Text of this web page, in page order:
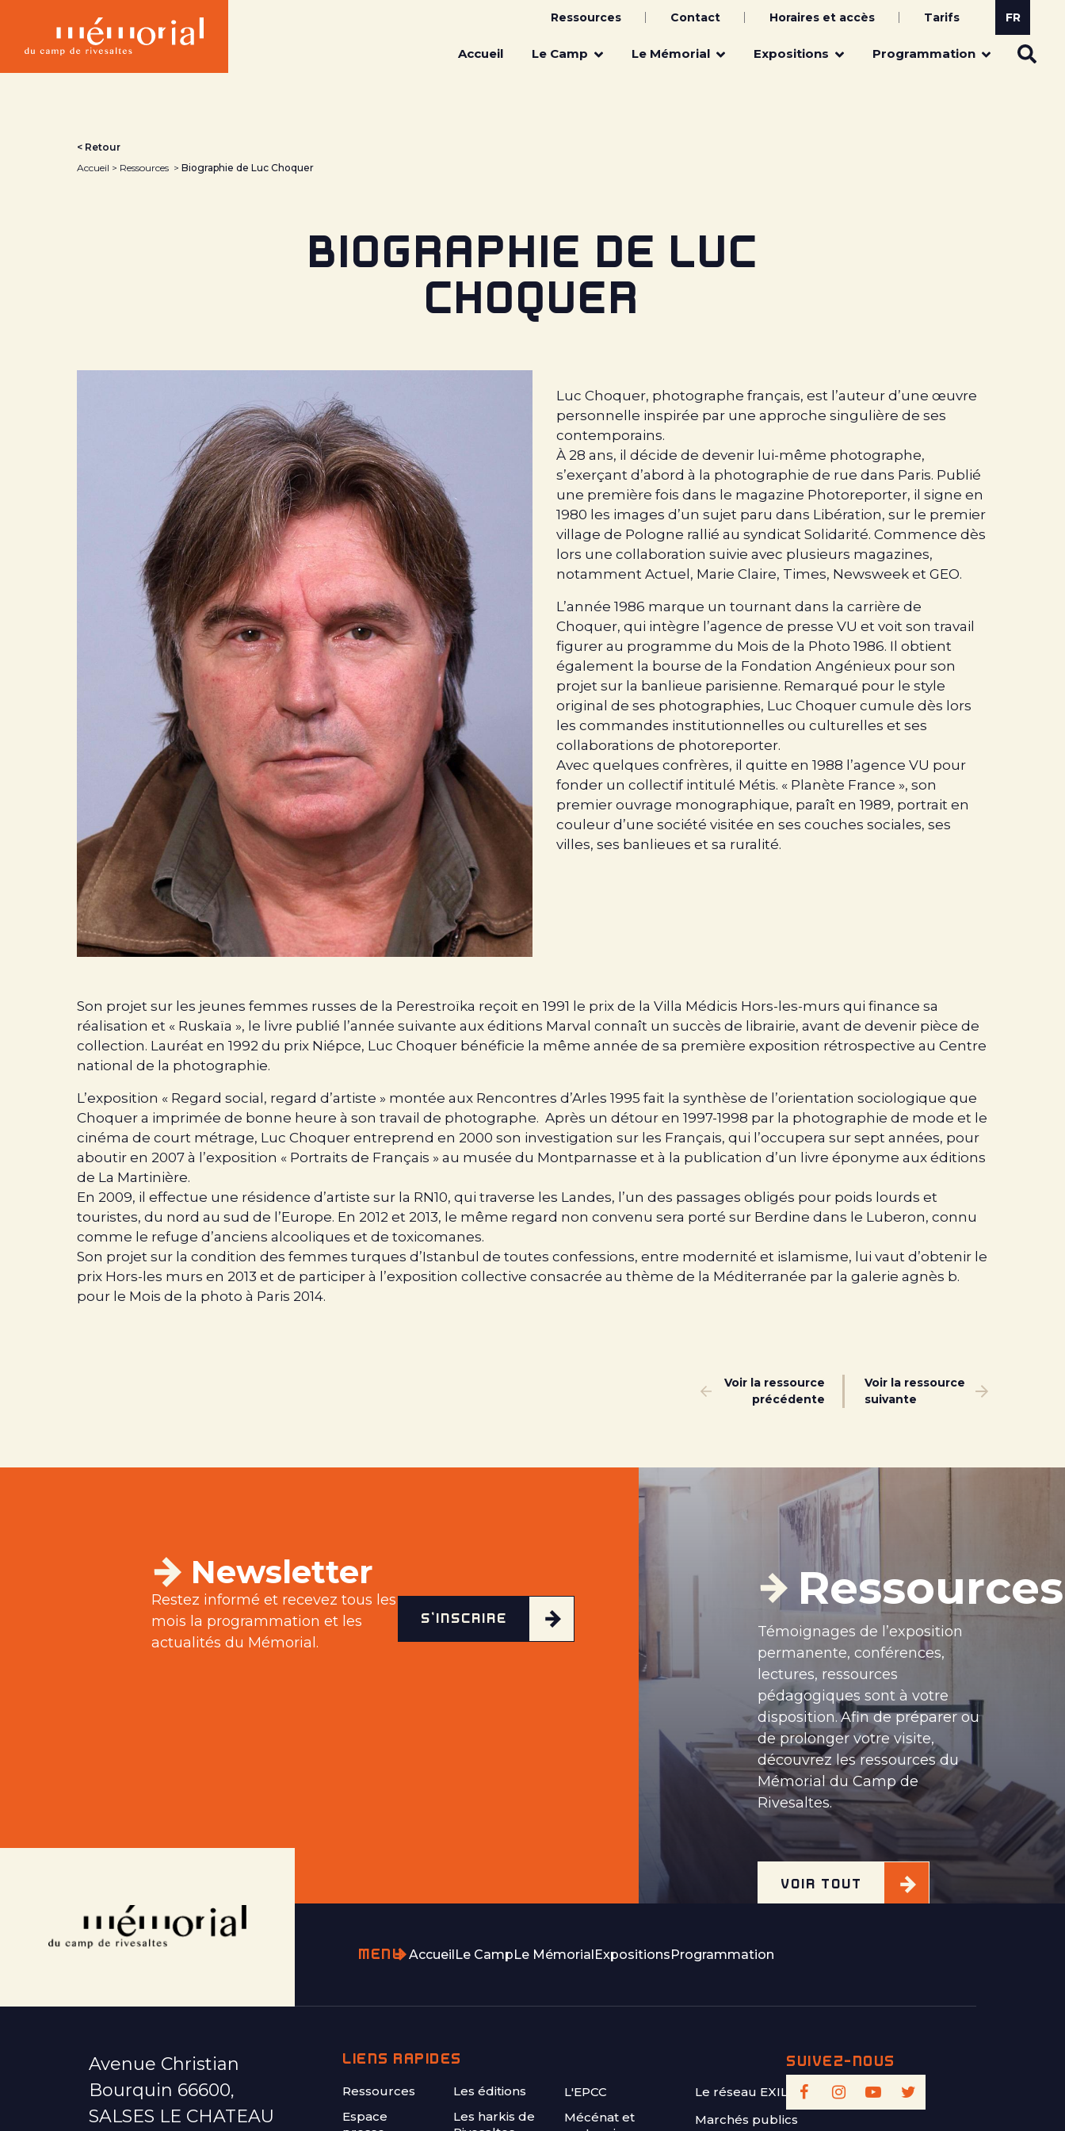
contenu
principal
Main
navigation
Ressources Contact Horaires et accès Tarifs
Accueil Le Camp Le Mémorial Expositions Programmation
< Retour
Accueil
Ressources Biographie de Luc Choquer
BIOGRAPHIE DE LUC
CHOQUER
Luc Choquer, photographe français, est l’auteur d’une œuvre
personnelle inspirée par une approche singulière de ses
contemporains.
À 28 ans, il décide de devenir lui-même photographe,
s’exerçant d’abord à la photographie de rue dans Paris. Publié
une première fois dans le magazine Photoreporter, il signe en
1980 les images d’un sujet paru dans Libération, sur le premier
village de Pologne rallié au syndicat Solidarité. Commence dès
lors une collaboration suivie avec plusieurs magazines,
notamment Actuel, Marie Claire, Times, Newsweek et GEO.
L’année 1986 marque un tournant dans la carrière de
Choquer, qui intègre l’agence de presse VU et voit son travail
figurer au programme du Mois de la Photo 1986. Il obtient
également la bourse de la Fondation Angénieux pour son
projet sur la banlieue parisienne. Remarqué pour le style
original de ses photographies, Luc Choquer cumule dès lors
les commandes institutionnelles ou culturelles et ses
collaborations de photoreporter.
Avec quelques confrères, il quitte en 1988 l’agence VU pour
fonder un collectif intitulé Métis. « Planète France », son
premier ouvrage monographique, paraît en 1989, portrait en
couleur d’une société visitée en ses couches sociales, ses
villes, ses banlieues et sa ruralité.
Son projet sur les jeunes femmes russes de la Perestroïka reçoit en 1991 le prix de la Villa Médicis Hors-les-murs qui finance sa
réalisation et « Ruskaïa », le livre publié l’année suivante aux éditions Marval connaît un succès de librairie, avant de devenir pièce de
collection. Lauréat en 1992 du prix Niépce, Luc Choquer bénéficie la même année de sa première exposition rétrospective au Centre
national de la photographie.
L’exposition « Regard social, regard d’artiste » montée aux Rencontres d’Arles 1995 fait la synthèse de l’orientation sociologique que
Choquer a imprimée de bonne heure à son travail de photographe. Après un détour en 1997-1998 par la photographie de mode et le
cinéma de court métrage, Luc Choquer entreprend en 2000 son investigation sur les Français, qui l’occupera sur sept années, pour
aboutir en 2007 à l’exposition « Portraits de Français » au musée du Montparnasse et à la publication d’un livre éponyme aux éditions
de La Martinière.
En 2009, il effectue une résidence d’artiste sur la RN10, qui traverse les Landes, l’un des passages obligés pour poids lourds et
touristes, du nord au sud de l’Europe. En 2012 et 2013, le même regard non convenu sera porté sur Berdine dans le Luberon, connu
comme le refuge d’anciens alcooliques et de toxicomanes.
Son projet sur la condition des femmes turques d’Istanbul de toutes confessions, entre modernité et islamisme, lui vaut d’obtenir le
prix Hors-les murs en 2013 et de participer à l’exposition collective consacrée au thème de la Méditerranée par la galerie agnès b.
pour le Mois de la photo à Paris 2014.
Voir la ressource
précédente
Voir la ressource
suivante
Newsletter
Restez informé et recevez tous les
mois la programmation et les
actualités du Mémorial.
S'INSCRIRE
Ressources
Témoignages de l’exposition
permanente, conférences,
lectures, ressources
pédagogiques sont à votre
disposition.Afin de préparer ou
de prolonger votre visite,
découvrez les ressources du
Mémorial du Camp de
Rivesaltes.
VOIR TOUT
MENU AccueilLe CampLe MémorialExpositionsProgrammation
Avenue Christian
Bourquin 66600,
SALSES LE CHATEAU
LIENS RAPIDES
Ressources
Les éditions
Espace
Les harkis de
FOOTER
L'EPCC
Le réseau EXILIS
Mécénat et
Marchés publics